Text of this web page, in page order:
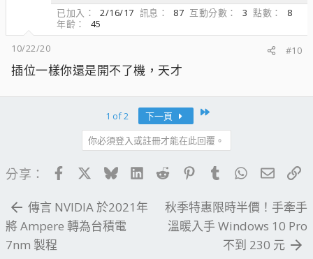
已加入
2/16/17 訊息 87 互動分數 3 點數
8
年齡
45
10/22/20
#10
插位一樣你還是開不了機，天才
1 of 2 下一頁
你必須登入或註冊才能在此回覆。
分享： FacebookBlueskyLinkedIn
Reddit PinterestTumblrWhatsApp
電子
傳言 NVIDIA 於2021年
將 Ampere 轉為台積電
7nm 製程
秋季特惠限時半價！手牽手
溫暖入手 Windows 10 Pro
不到 230 元